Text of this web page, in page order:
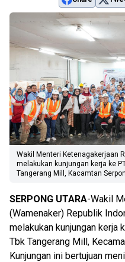
Wakil Menteri Ketenagakerjaan
melakukan kunjungan kerja ke
Tangerang Mill, Kacamtan
SERPONG UTARA-Wakil
(Wamenaker) Republik
melakukan kunjungan kerja
Tbk Tangerang Mill,
Kunjungan ini bertujuan